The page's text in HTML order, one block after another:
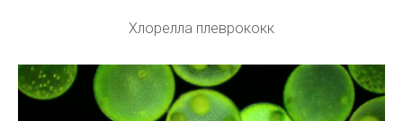
Хлорелла плеврококк